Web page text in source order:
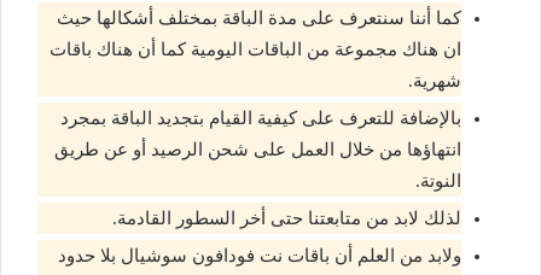
كما أننا سنتعرف على مدة الباقة بمختلف أشكالها حيث
ان هناك مجموعة من الباقات اليومية كما أن هناك باقات
شهرية.
بالإضافة للتعرف على كيفية القيام بتجديد الباقة بمجرد
انتهاؤها من خلال العمل على شحن الرصيد أو عن طريق
النوتة.
لذلك لابد من متابعتنا حتى أخر السطور القادمة.
ولابد من العلم أن باقات نت فودافون سوشيال بلا حدود